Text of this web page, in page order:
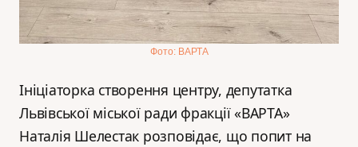
Фото: ВАРТА
Ініціаторка створення центру, депутатка
Львівської міської ради фракції «ВАРТА»
Наталія Шелестак розповідає, що попит на